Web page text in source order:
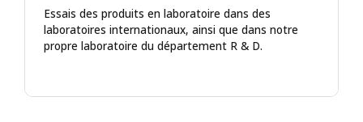
Essais des produits en laboratoire dans des
laboratoires internationaux, ainsi que dans notre
propre laboratoire du département R & D.